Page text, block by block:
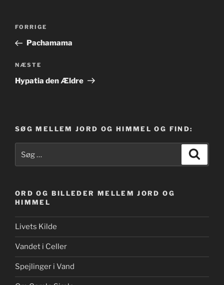
Indlægsnavigation
Forrige
indlæg
FORRIGE
Pachamama
Næste
indlæg
NÆSTE
Hypatia den Ældre
SØG MELLEM JORD OG HIMMEL OG FIND:
efter:
ORD OG BILLEDER MELLEM JORD OG
HIMMEL
Livets Kilde
Vandet i Celler
Spejlinger i Vand